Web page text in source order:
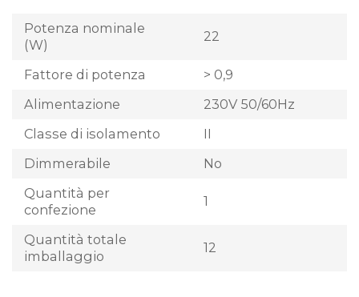
Potenza nominale
(W)
22
Fattore di potenza
> 0,9
Alimentazione
230V 50/60Hz
Classe di isolamento
II
Dimmerabile
No
Quantità per
confezione
1
Quantità totale
imballaggio
12